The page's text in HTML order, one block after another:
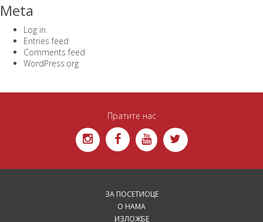
Meta
Log in
Entries feed
Comments feed
WordPress.org
Пратите нас
ЗА ПОСЕТИОЦЕ
О НАМА
ИЗЛОЖБЕ